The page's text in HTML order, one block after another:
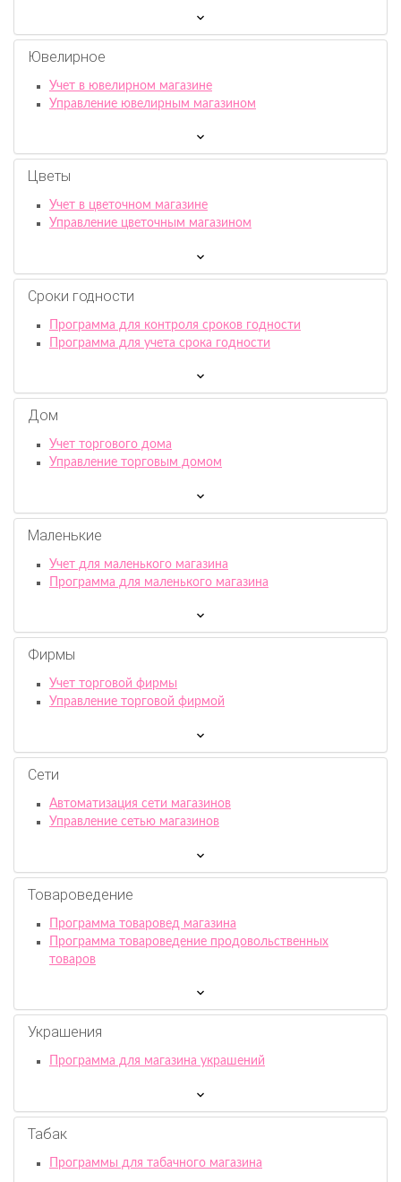
Ювелирное
Учет в ювелирном магазине
Управление ювелирным магазином
Цветы
Учет в цветочном магазине
Управление цветочным магазином
Сроки годности
Программа для контроля сроков годности
Программа для учета срока годности
Дом
Учет торгового дома
Управление торговым домом
Маленькие
Учет для маленького магазина
Программа для маленького магазина
Фирмы
Учет торговой фирмы
Управление торговой фирмой
Сети
Автоматизация сети магазинов
Управление сетью магазинов
Товароведение
Программа товаровед магазина
Программа товароведение продовольственных
товаров
Украшения
Программа для магазина украшений
Табак
Программы для табачного магазина